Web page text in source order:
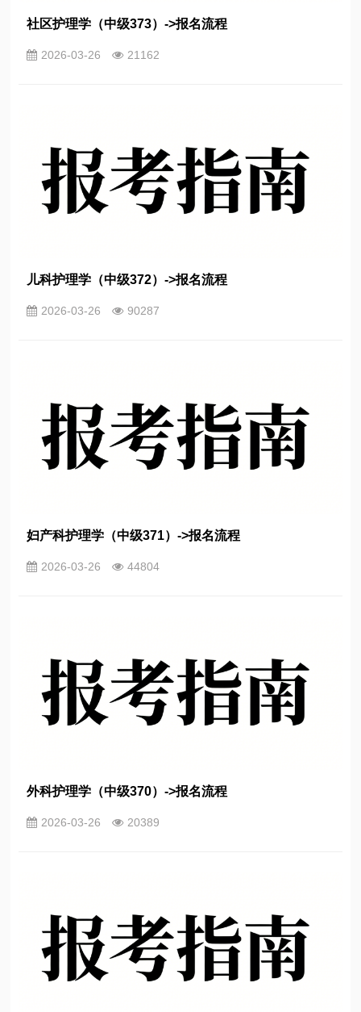
社区护理学（中级373）->报名流程
2026-03-26 21162
儿科护理学（中级372）->报名流程
2026-03-26 90287
妇产科护理学（中级371）->报名流程
2026-03-26 44804
外科护理学（中级370）->报名流程
2026-03-26 20389